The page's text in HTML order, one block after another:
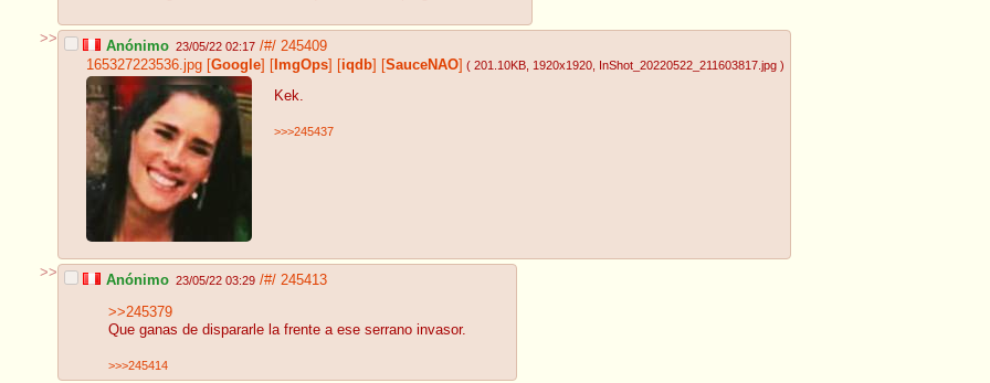
>> Anónimo 23/05/22 02:17 /#/ 245409
165327223536.jpg [Google] [ ImgOps] [iqdb] [SauceNAO] ( 201.10KB , 1920x1920 , InShot_20220522_211603817.jpg )
Kek.
>>>245437
>> Anónimo 23/05/22 03:29 /#/ 245413
>>245379
Que ganas de dispararle la frente a ese serrano invasor.
>>>245414